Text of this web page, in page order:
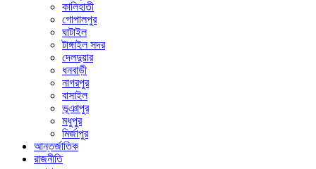
কালিহাতী
গোপালপুর
ঘাটাইল
টাঙ্গাইল সদর
দেলদুয়ার
ধনবাড়ী
নাগরপুর
বাসাইল
ভূঞাপুর
মধুপুর
মির্জাপুর
আন্তর্জাতিক
রাজনীতি